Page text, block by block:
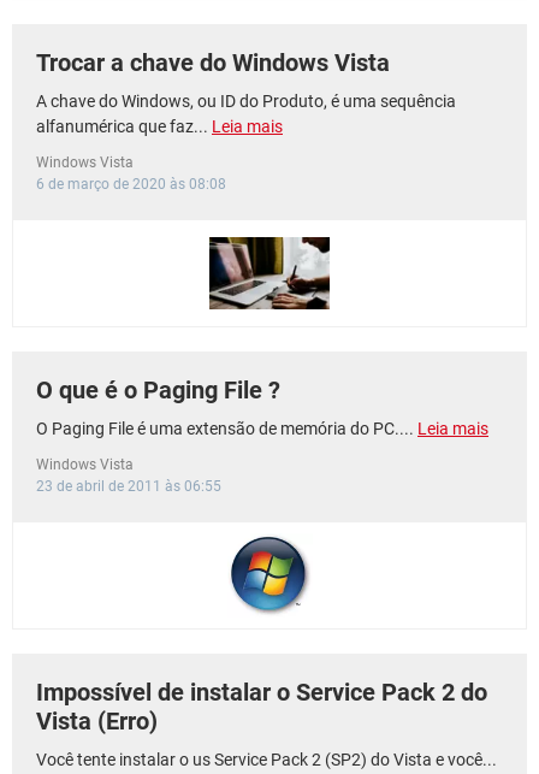
Trocar a chave do Windows Vista
A chave do Windows, ou ID do Produto, é uma sequência
alfanumérica que faz... Leia mais
Windows Vista
6 de março de 2020 às 08:08
O que é o Paging File ?
O Paging File é uma extensão de memória do PC.... Leia mais
Windows Vista
23 de abril de 2011 às 06:55
Impossível de instalar o Service Pack 2 do
Vista (Erro)
Você tente instalar o us Service Pack 2 (SP2) do Vista e você...